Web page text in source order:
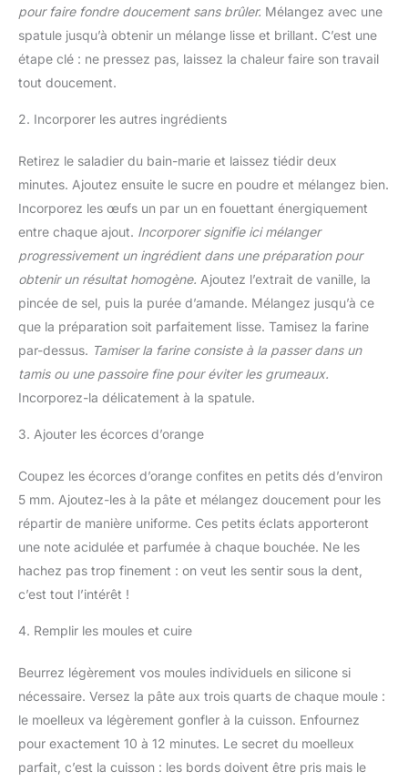
pour faire fondre doucement sans brûler. Mélangez avec une
spatule jusqu’à obtenir un mélange lisse et brillant. C’est une
étape clé : ne pressez pas, laissez la chaleur faire son travail
tout doucement.
2. Incorporer les autres ingrédients
Retirez le saladier du bain-marie et laissez tiédir deux
minutes. Ajoutez ensuite le sucre en poudre et mélangez bien.
Incorporez les œufs un par un en fouettant énergiquement
entre chaque ajout. Incorporer signifie ici mélanger
progressivement un ingrédient dans une préparation pour
obtenir un résultat homogène. Ajoutez l’extrait de vanille, la
pincée de sel, puis la purée d’amande. Mélangez jusqu’à ce
que la préparation soit parfaitement lisse. Tamisez la farine
par-dessus. Tamiser la farine consiste à la passer dans un
tamis ou une passoire fine pour éviter les grumeaux.
Incorporez-la délicatement à la spatule.
3. Ajouter les écorces d’orange
Coupez les écorces d’orange confites en petits dés d’environ
5 mm. Ajoutez-les à la pâte et mélangez doucement pour les
répartir de manière uniforme. Ces petits éclats apporteront
une note acidulée et parfumée à chaque bouchée. Ne les
hachez pas trop finement : on veut les sentir sous la dent,
c’est tout l’intérêt !
4. Remplir les moules et cuire
Beurrez légèrement vos moules individuels en silicone si
nécessaire. Versez la pâte aux trois quarts de chaque moule :
le moelleux va légèrement gonfler à la cuisson. Enfournez
pour exactement 10 à 12 minutes. Le secret du moelleux
parfait, c’est la cuisson : les bords doivent être pris mais le